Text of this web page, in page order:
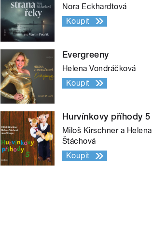
Nora Eckhardtová
Koupit
Evergreeny
Helena Vondráčková
Koupit
Hurvínkovy příhody 5
Miloš Kirschner a Helena
Štáchová
Koupit